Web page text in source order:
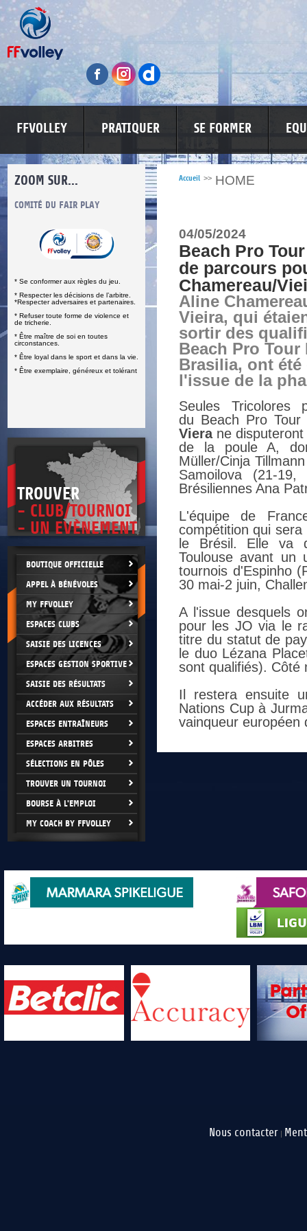
FFVOLLEY PRATIQUER SE FORMER
ZOOM SUR...
COMITÉ DU FAIR PLAY
* Se conformer aux règles du jeu.
* Respecter les décisions de l’arbitre.
*Respecter adversaires et partenaires.
* Refuser toute forme de violence et
de tricherie.
* Être maître de soi en toutes
circonstances.
* Être loyal dans le sport et dans la vie.
* Être exemplaire, généreux et tolérant
LUTTE CONTRE LES VIOLENCES
TROUVER
- CLUB/TOURNOI
- UN EVÈNEMENT
BOUTIQUE OFFICIELLE
APPEL À BÉNÉVOLES
MY FFVOLLEY
ESPACES CLUBS
SAISIE DES LICENCES
ESPACES GESTION SPORTIVE
SAISIE DES RÉSULTATS
ACCÉDER AUX RÉSULTATS
ESPACES ENTRAÎNEURS
ESPACES ARBITRES
SÉLECTIONS EN PÔLES
TROUVER UN TOURNOI
BOURSE À L'EMPLOI
MY COACH BY FFVOLLEY
Accueil >> HOME
04/05/2024
Beach Pro
de parcours
Chamereau/
Aline
Vieira, qui
sortir des
Beach Pro Tour
Brasilia, ont été
l'issue de la
Seules Tricolores
du Beach Pro
Vierane disputeront
de la poule A,
Müller/Cinja
Samoilova (21-
Brésiliennes Ana
L'équipe de
compétition qui
le Brésil. Elle va
Toulouse avant un
tournois d'Espinho
30 mai-2 juin,
A l'issue desquels
pour les JO via le
titre du statut de
le duo Lézana
sont qualifiés). Côté
Il restera ensuite
Nations Cup à
vainqueur européen
Nous contacter |